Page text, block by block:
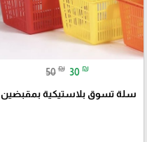
50 ₪ 30 ₪
سلة تسوق بلاستيكية بمقبضين